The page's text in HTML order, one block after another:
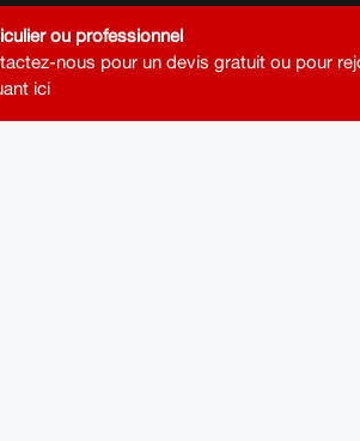
ou professionnel
nous pour un devis gratuit ou pour
ici